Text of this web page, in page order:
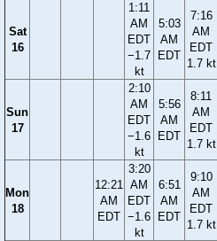
Sat
16
1:11
AM
EDT
−1.7
kt
5:03
AM
EDT
7:16
AM
EDT
1.7 kt
Sun
17
2:10
AM
EDT
−1.6
kt
5:56
AM
EDT
8:11
AM
EDT
1.7 kt
Mon
18
12:21
AM
EDT
3:20
AM
EDT
−1.6
kt
6:51
AM
EDT
9:10
AM
EDT
1.7 kt